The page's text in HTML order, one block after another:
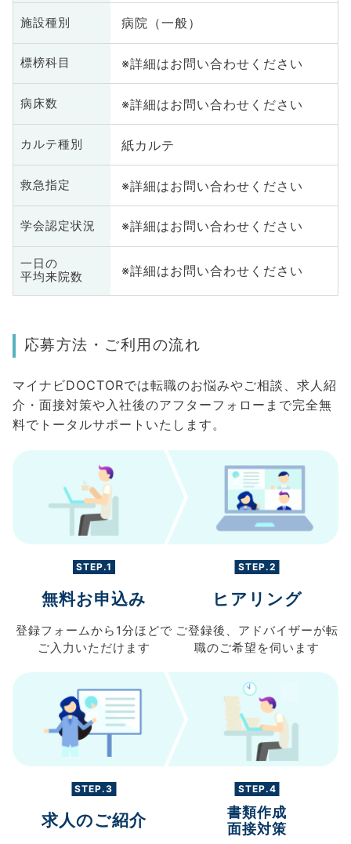
施設種別 病院（一般）
標榜科目 ※詳細はお問い合わせください
病床数 ※詳細はお問い合わせください
カルテ種別 紙カルテ
救急指定 ※詳細はお問い合わせください
学会認定状況 ※詳細はお問い合わせください
一日の
平均来院数
※詳細はお問い合わせください
応募方法・ご利用の流れ
マイナビDOCTORでは転職のお悩みやご相談、求人紹
介・面接対策や入社後のアフターフォローまで完全無
料でトータルサポートいたします。
STEP.1
無料お申込み
登録フォームから 1分ほどで
ご入力 いただけます
STEP.2
ヒアリング
ご登録後、 アドバイザーが転
職のご希望を伺います
STEP.3
求人のご紹介
STEP.4
書類作成
面接対策